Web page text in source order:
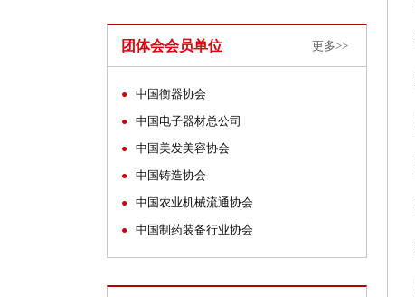
团体会会员单位 更多>>
● 中国衡器协会
● 中国电子器材总公司
● 中国美发美容协会
● 中国铸造协会
● 中国农业机械流通协会
● 中国制药装备行业协会